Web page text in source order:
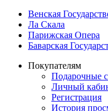
Венская
Ла Скала
Парижская Опера
Баварская
Покупателям
Подарочные
Личный
Регистрация
История